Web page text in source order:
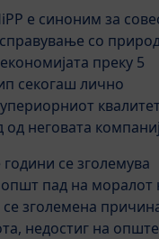
е синоним за
со
преку 5
секогаш лично
од неговата
се зголемува
општ пад на
зголемена
недостиг на